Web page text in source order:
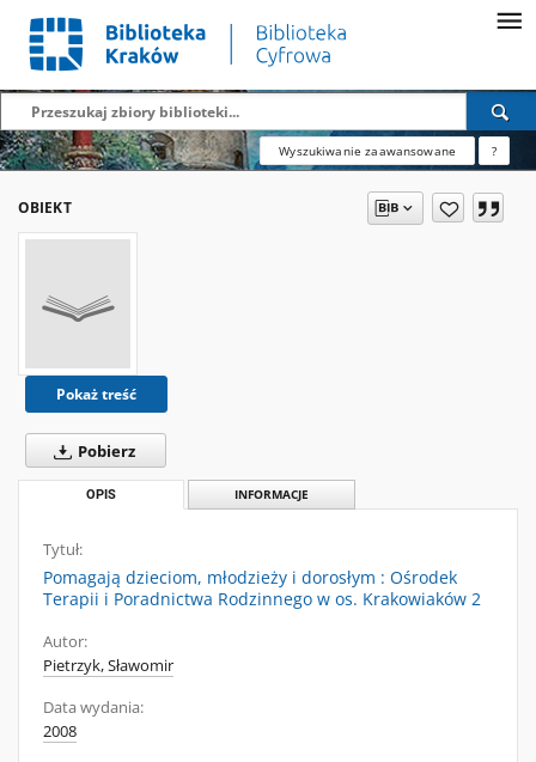
Wyszukiwanie zaawansowane ?
OBIEKT
Pokaż treść
Pobierz
OPIS INFORMACJE
Tytuł:
Pomagają dzieciom, młodzieży i dorosłym : Ośrodek
Terapii i Poradnictwa Rodzinnego w os. Krakowiaków 2
Autor:
Pietrzyk, Sławomir
Data wydania:
2008